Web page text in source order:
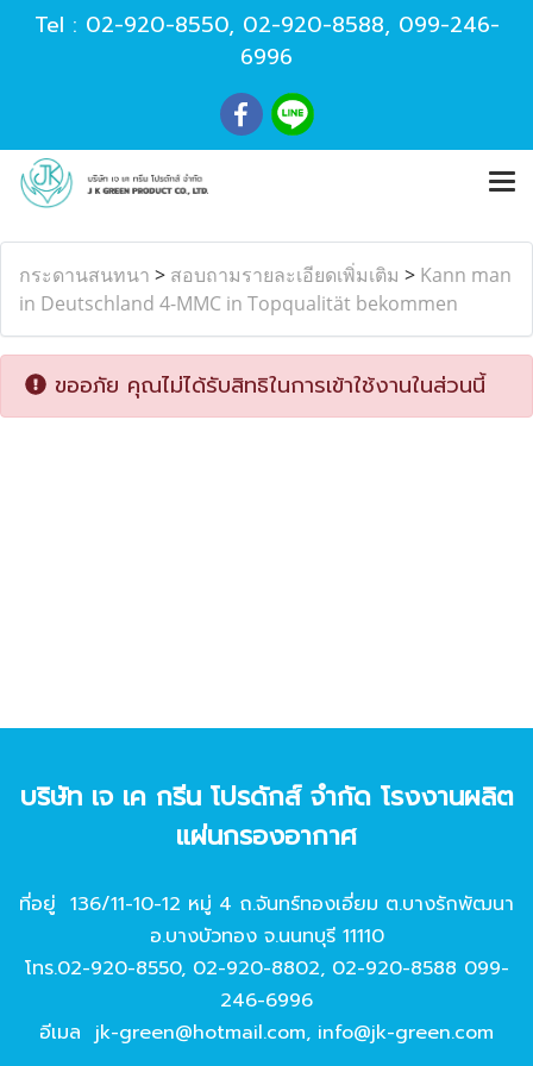
Tel : 02-920-8550, 02-920-8588, 099-246-
6996
กระดานสนทนา > สอบถามรายละเอียดเพิ่มเติม > Kann man
in Deutschland 4-MMC in Topqualität bekommen
ขออภัย คุณไม่ได้รับสิทธิในการเข้าใช้งานในส่วนนี้
บริษัท เจ เค กรีน โปรดักส์ จํากัด โรงงานผลิต
แผ่นกรองอากาศ
ที่อยู่ 136/11-10-12 หมู่ 4 ถ.จันทร์ทองเอี่ยม ต.บางรักพัฒนา
อ.บางบัวทอง จ.นนทบุรี 11110
โทร.02-920-8550, 02-920-8802, 02-920-8588 099-
246-6996
อีเมล jk-green@hotmail.com, info@jk-green.com